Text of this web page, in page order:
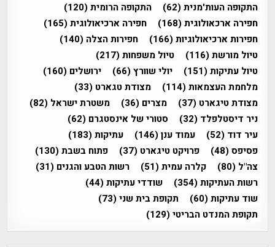
התקופה העות'מנית(62) התקופה הרומית(120)
חפירה ארכאולוגית(168) חפירה ארכיאולוגית(165)
חפירות ארכיאולוגיות(166) חפירות הצלה (140)
טיול מורשת(116) טיול משפחות(217)
טיול עתיקות(151) יולי שוורץ(66) ירושלים (160)
מלחמת העצמאות(114) מצודת טגארט (33)
מצודת טיגארט (37) מצרים (36) משטרת ישראל (82)
ניר דיסטלפלד (32) סטורי של אינסטגרם (62)
עיר דוד (52) עמוד ענן(146) עתיקות(183)
פסיפס(48) פרויקט טיגארט (37) פתוח בשבת(130)
צה"ל (80) קלרה עמית(51) רשות הטבע והגנים (31)
רשות העתיקות(354) שודדי עתיקות(44)
שוד עתיקות(60) תקופת בית שני(73)
תקופת המנדט הבריטי(129)